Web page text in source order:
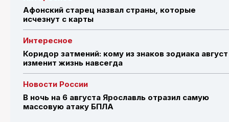
Афонский старец назвал страны, которые
исчезнут с карты
Интересное
Коридор затмений: кому из знаков зодиака август
изменит жизнь навсегда
Новости России
В ночь на 6 августа Ярославль отразил самую
массовую атаку БПЛА